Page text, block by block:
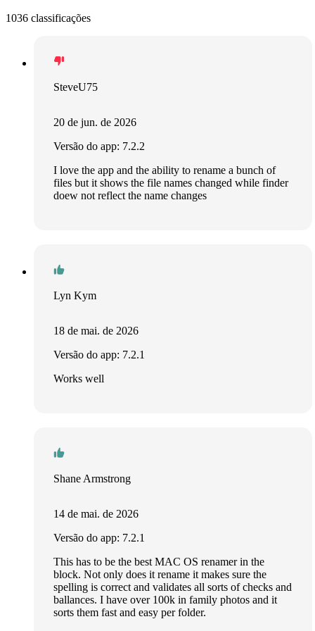
1036 classificações
SteveU75
20 de jun. de 2026
Versão do app: 7.2.2
I love the app and the ability to rename a bunch of
files but it shows the file names changed while finder
doew not reflect the name changes
Lyn Kym
18 de mai. de 2026
Versão do app: 7.2.1
Works well
Shane Armstrong
14 de mai. de 2026
Versão do app: 7.2.1
This has to be the best MAC OS renamer in the
block. Not only does it rename it makes sure the
spelling is correct and validates all sorts of checks and
ballances. I have over 100k in family photos and it
sorts them fast and easy per folder.